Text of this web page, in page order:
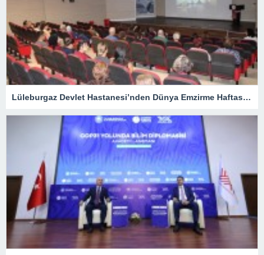
Lüleburgaz Devlet Hastanesi’nden Dünya Emzirme Haftası Katılımı